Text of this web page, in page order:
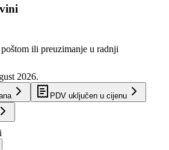
ili preuzimanje u radnji
2026.
PDV uključen u cijenu